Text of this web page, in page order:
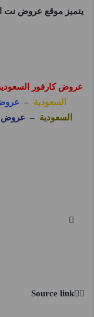
يتميز موقع عروض نت
عروض كارفور
السعودية –
السعودية – عروض
Source link